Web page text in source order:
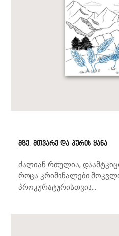
მზე, მთვარე და პურის ყანა
ძალიან რთულია,
როცა კრიმინალები
პროკურატურისთვის...